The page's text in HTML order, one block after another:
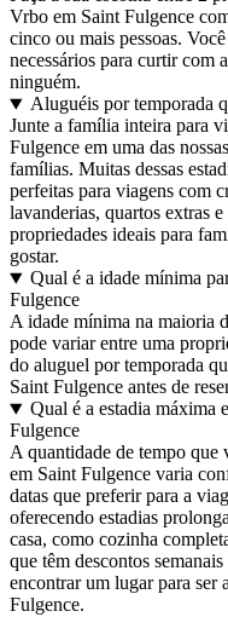
Vrbo em Saint Fulgence
cinco ou mais pessoas.
necessários para curtir com
ninguém.
Aluguéis por temporada
Junte a família inteira para
Fulgence em uma das
famílias. Muitas dessas
perfeitas para viagens com
lavanderias, quartos extras
propriedades ideais para
gostar.
Qual é a idade mínima
Fulgence
A idade mínima na maioria
pode variar entre uma
do aluguel por temporada
Saint Fulgence antes de
Qual é a estadia máxima
Fulgence
A quantidade de tempo que
em Saint Fulgence varia
datas que preferir para a
oferecendo estadias
casa, como cozinha
que têm descontos
encontrar um lugar para ser
Fulgence.